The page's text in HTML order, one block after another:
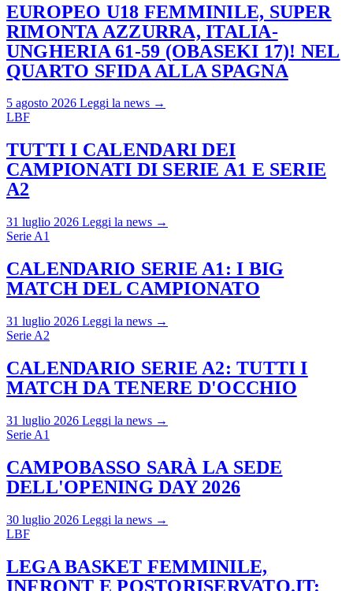
EUROPEO U18 FEMMINILE, SUPER
RIMONTA AZZURRA, ITALIA-
UNGHERIA 61-59 (OBASEKI 17)! NEL
QUARTO SFIDA ALLA SPAGNA
5 agosto 2026 Leggi la news →
LBF
TUTTI I CALENDARI DEI
CAMPIONATI DI SERIE A1 E SERIE
A2
31 luglio 2026 Leggi la news →
Serie A1
CALENDARIO SERIE A1: I BIG
MATCH DEL CAMPIONATO
31 luglio 2026 Leggi la news →
Serie A2
CALENDARIO SERIE A2: TUTTI I
MATCH DA TENERE D'OCCHIO
31 luglio 2026 Leggi la news →
Serie A1
CAMPOBASSO SARÀ LA SEDE
DELL'OPENING DAY 2026
30 luglio 2026 Leggi la news →
LBF
LEGA BASKET FEMMINILE,
INFRONT E POSTORISERVATO.IT: